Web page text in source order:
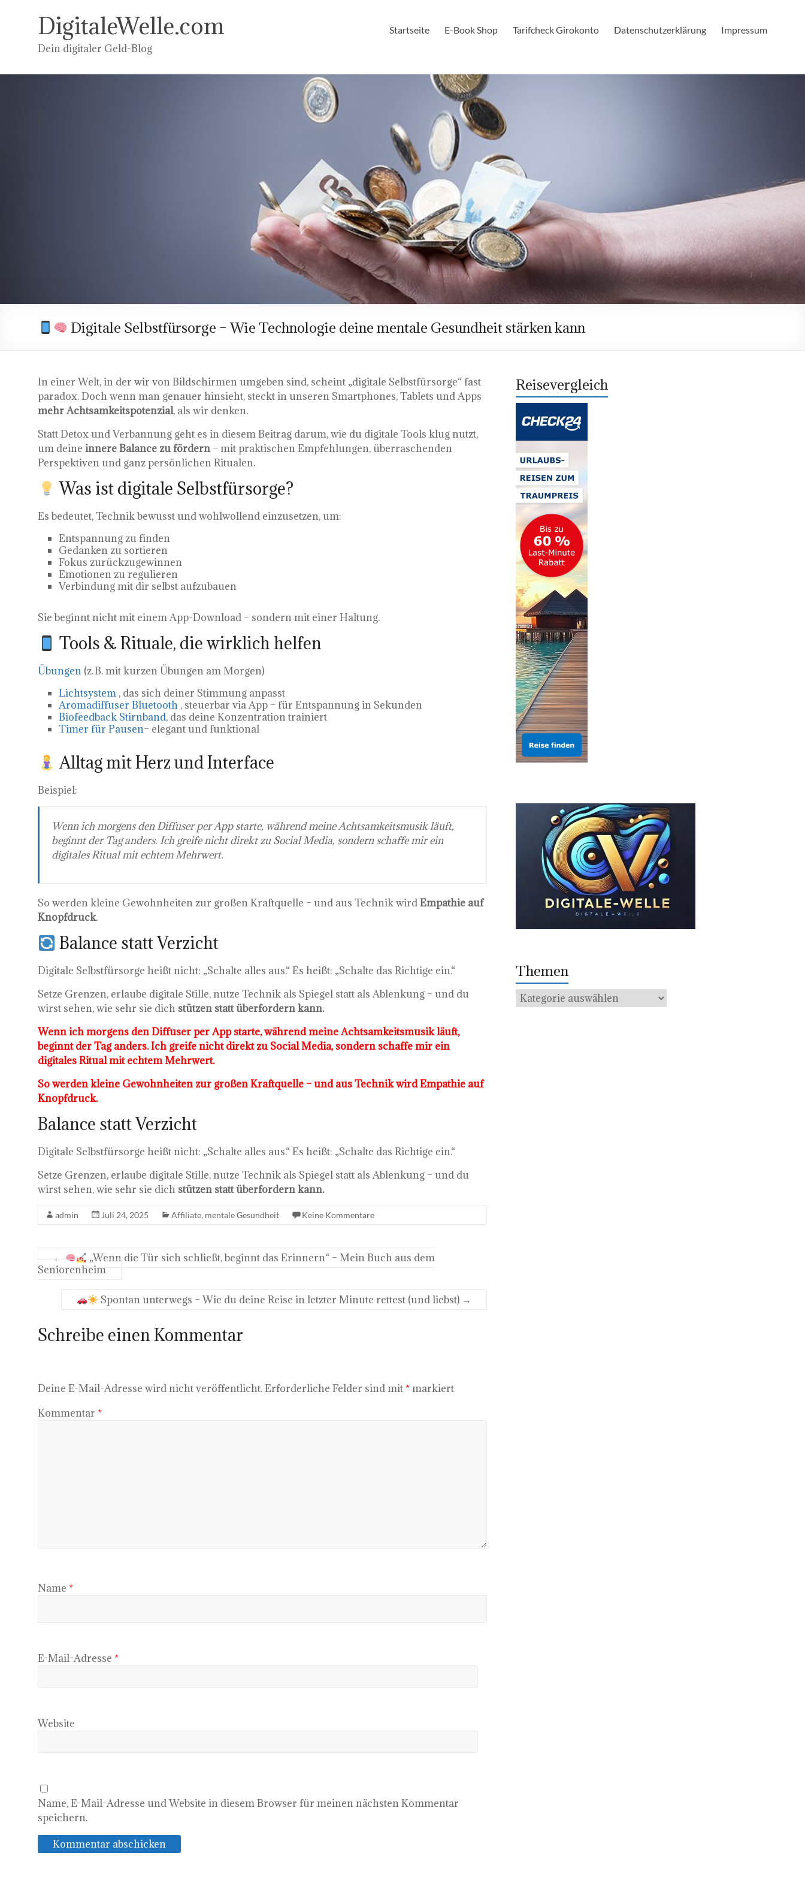
DigitaleWelle.com
Dein digitaler Geld-Blog
Startseite E-Book Shop Tarifcheck Girokonto Datenschutzerklärung Impressum
Digitale Selbstfürsorge – Wie Technologie deine mentale Gesundheit stärken kann
In einer Welt, in der wir von Bildschirmen umgeben sind, scheint „digitale Selbstfürsorge“ fast
paradox. Doch wenn man genauer hinsieht, steckt in unseren Smartphones, Tablets und Apps
mehr Achtsamkeitspotenzial, als wir denken.
Statt Detox und Verbannung geht es in diesem Beitrag darum, wie du digitale Tools klug nutzt,
um deine innere Balance zu fördern – mit praktischen Empfehlungen, überraschenden
Perspektiven und ganz persönlichen Ritualen.
Was ist digitale Selbstfürsorge?
Es bedeutet, Technik bewusst und wohlwollend einzusetzen, um:
Entspannung zu finden
Gedanken zu sortieren
Fokus zurückzugewinnen
Emotionen zu regulieren
Verbindung mit dir selbst aufzubauen
Sie beginnt nicht mit einem App-Download – sondern mit einer Haltung.
Tools & Rituale, die wirklich helfen
Übungen (z. B. mit kurzen Übungen am Morgen)
Lichtsystem , das sich deiner Stimmung anpasst
Aromadiffuser Bluetooth , steuerbar via App – für Entspannung in Sekunden
Biofeedback Stirnband, das deine Konzentration trainiert
Timer für Pausen– elegant und funktional
Alltag mit Herz und Interface
Beispiel:
Wenn ich morgens den Diffuser per App starte, während meine Achtsamkeitsmusik läuft,
beginnt der Tag anders. Ich greife nicht direkt zu Social Media, sondern schaffe mir ein
digitales Ritual mit echtem Mehrwert.
So werden kleine Gewohnheiten zur großen Kraftquelle – und aus Technik wirdEmpathie auf
Knopfdruck.
Balance statt Verzicht
Digitale Selbstfürsorge heißt nicht: „Schalte alles aus.“ Es heißt: „Schalte das Richtige ein.“
Setze Grenzen, erlaube digitale Stille, nutze Technik als Spiegel statt als Ablenkung – und du
wirst sehen, wie sehr sie dich stützen statt überfordern kann.
Wenn ich morgens den Diffuser per App starte, während meine Achtsamkeitsmusik läuft,
beginnt der Tag anders. Ich greife nicht direkt zu Social Media, sondern schaffe mir ein
digitales Ritual mit echtem Mehrwert.
So werden kleine Gewohnheiten zur großen Kraftquelle – und aus Technik wird Empathie auf
Knopfdruck.
Balance statt Verzicht
Digitale Selbstfürsorge heißt nicht: „Schalte alles aus.“ Es heißt: „Schalte das Richtige ein.“
Setze Grenzen, erlaube digitale Stille, nutze Technik als Spiegel statt als Ablenkung – und du
wirst sehen, wie sehr sie dich stützen statt überfordern kann.
admin Juli 24, 2025 Affiliate, mentale Gesundheit Keine Kommentare
←
„Wenn die Tür sich schließt, beginnt das Erinnern“ – Mein Buch aus dem
Seniorenheim
Spontan unterwegs – Wie du deine Reise in letzter Minute rettest (und liebst) →
Schreibe einen Kommentar
Deine E-Mail-Adresse wird nicht veröffentlicht.Erforderliche Felder sind mit * markiert
Kommentar *
Name *
E-Mail-Adresse *
Website
Name, E-Mail-Adresse und Website in diesem Browser für meinen nächsten Kommentar
speichern.
Reisevergleich
Themen
Themen